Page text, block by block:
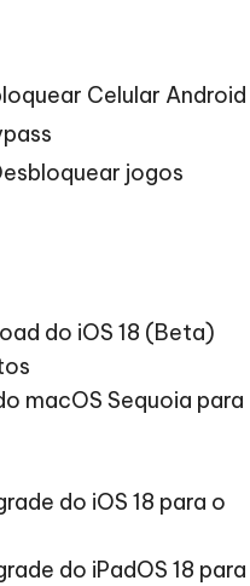
Celular Android
jogos
do iOS 18 (Beta)
macOS Sequoia para
do iOS 18 para o
do iPadOS 18 para